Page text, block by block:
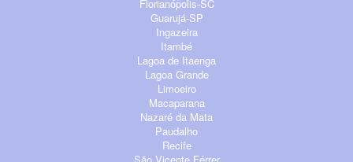
Florianópolis-SC
Guarujá-SP
Ingazeira
Itambé
Lagoa de Itaenga
Lagoa Grande
Limoeiro
Macaparana
Nazaré da Mata
Paudalho
Recife
São Vicente Férrer